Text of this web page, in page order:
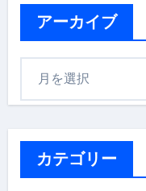
アーカイブ
カテゴリー